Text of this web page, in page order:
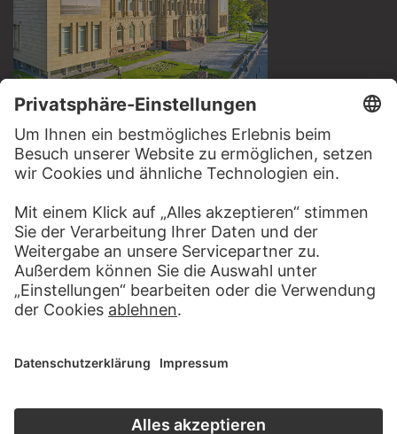
BESUCHEN SIE DAS
STÄDEL MUSEUM
KONTAKT
diesem Werk?
SCHREIBEN SIE UNS